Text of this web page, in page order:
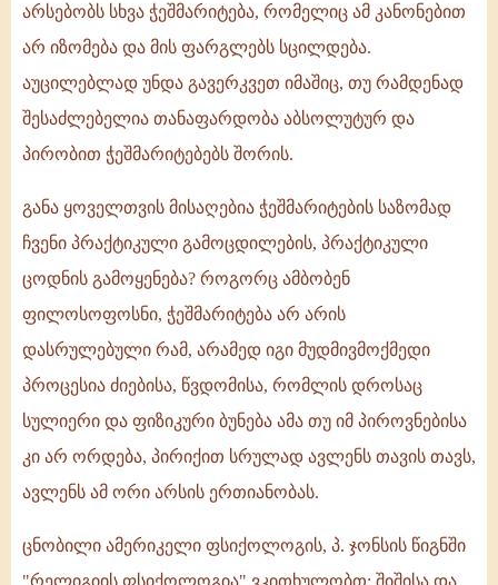
არსებობს სხვა ჭეშმარიტება, რომელიც ამ კანონებით
არ იზომება და მის ფარგლებს სცილდება.
აუცილებლად უნდა გავერკვეთ იმაშიც, თუ რამდენად
შესაძლებელია თანაფარდობა აბსოლუტურ და
პირობით ჭეშმარიტებებს შორის.
განა ყოველთვის მისაღებია ჭეშმარიტების საზომად
ჩვენი პრაქტიკული გამოცდილების, პრაქტიკული
ცოდნის გამოყენება? როგორც ამბობენ
ფილოსოფოსნი, ჭეშმარიტება არ არის
დასრულებული რამ, არამედ იგი მუდმივმოქმედი
პროცესია ძიებისა, წვდომისა, რომლის დროსაც
სულიერი და ფიზიკური ბუნება ამა თუ იმ პიროვნებისა
კი არ ორდება, პირიქით სრულად ავლენს თავის თავს,
ავლენს ამ ორი არსის ერთიანობას.
ცნობილი ამერიკელი ფსიქოლოგის, პ. ჯონსის წიგნში
"რელიგიის ფსიქოლოგია" ვკითხულობთ: შიშისა და